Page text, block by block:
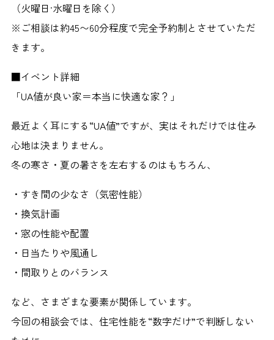
（火曜日·水曜日を除く）
※ご相談は約45〜60分程度で完全予約制とさせていただ
きます。
■イベント詳細
「UA値が良い家＝本当に快適な家？」
最近よく耳にする“UA値”ですが、実はそれだけでは住み
心地は決まりません。
冬の寒さ・夏の暑さを左右するのはもちろん、
・すき間の少なさ（気密性能）
・換気計画
・窓の性能や配置
・日当たりや風通し
・間取りとのバランス
など、さまざまな要素が関係しています。
今回の相談会では、住宅性能を“数字だけ”で判断しない